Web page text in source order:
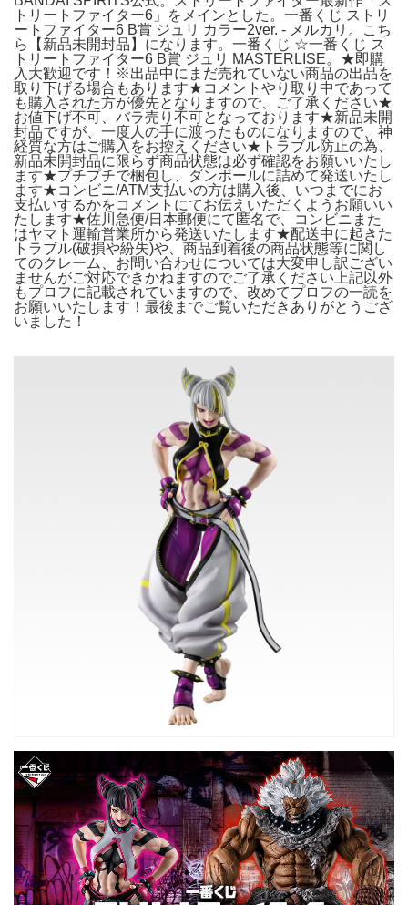
トリートファイター6」をメインとした。一番くじ ストリ
ートファイター6 B賞 ジュリ カラー2ver. - メルカリ。こち
ら【新品未開封品】になります。一番くじ ☆一番くじ ス
トリートファイター6 B賞 ジュリ MASTERLISE。★即購
入大歓迎です！※出品中にまだ売れていない商品の出品を
取り下げる場合もあります★コメントやり取り中であって
も購入された方が優先となりますので、ご了承ください★
お値下げ‪不可、バラ売り不可となっております★新品未開
封品ですが、一度人の手に渡ったものになりますので、神
経質な方はご購入をお控えください★トラブル防止の為、
新品未開封品に限らず商品状態は必ず確認をお願いいたし
ます★プチプチで梱包し、ダンボールに詰めて発送いたし
ます★コンビニ/ATM支払いの方は購入後、いつまでにお
支払いするかをコメントにてお伝えいただくようお願いい
たします★佐川急便/日本郵便にて匿名で、コンビニまた
はヤマト運輸営業所から発送いたします★配送中に起きた
トラブル(破損や紛失)や、商品到着後の商品状態等に関し
てのクレーム、お問い合わせについては大変申し訳ござい
ませんがご対応できかねますのでご了承ください上記以外
もプロフに記載されていますので、改めてプロフの一読を
お願いいたします！最後までご覧いただきありがとうござ
いました！